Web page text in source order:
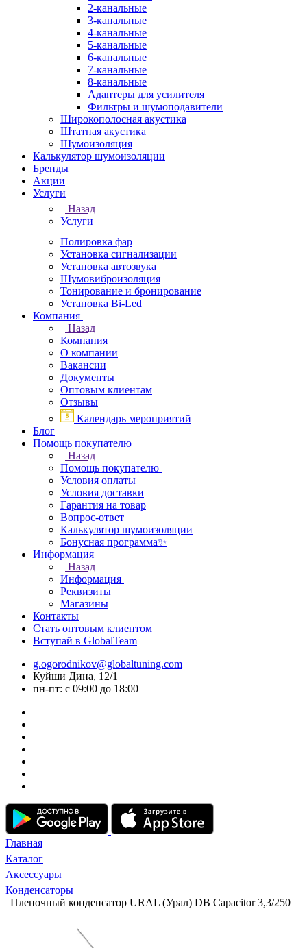
2-канальные
3-канальные
4-канальные
5-канальные
6-канальные
7-канальные
8-канальные
Адаптеры для усилителя
Фильтры и шумоподавители
Широкополосная акустика
Штатная акустика
Шумоизоляция
Калькулятор шумоизоляции
Бренды
Акции
Услуги
Назад
Услуги
Полировка фар
Установка сигнализации
Установка автозвука
Шумовиброизоляция
Тонирование и бронирование
Установка Bi-Led
Компания
Назад
Компания
О компании
Вакансии
Документы
Оптовым клиентам
Отзывы
Календарь мероприятий
Блог
Помощь покупателю
Назад
Помощь покупателю
Условия оплаты
Условия доставки
Гарантия на товар
Вопрос-ответ
Калькулятор шумоизоляции
Бонусная программа✨
Информация
Назад
Информация
Реквизиты
Магазины
Контакты
Стать оптовым клиентом
Вступай в GlobalTeam
g.ogorodnikov@globaltuning.com
Куйши Дина, 12/1
пн-пт: с 09:00 до 18:00
Главная
Каталог
Аксессуары
Конденсаторы
Пленочный конденсатор URAL (Урал) DB Capacitor 3,3/250